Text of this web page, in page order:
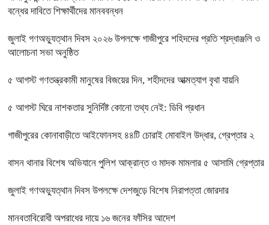
বন্ধের দাবিতে শিক্ষার্থীদের মানববন্ধন
জুলাই গণঅভ্যুত্থান দিবস ২০২৬ উপলক্ষে গাজীপুরে শহিদদের প্রতি শ্রদ্ধাঞ্জলি ও
আলোচনা সভা অনুষ্ঠিত
৫ আগস্ট গণতন্ত্রকামী মানুষের বিজয়ের দিন, শহীদদের আত্মত্যাগ বৃথা যায়নি
৫ আগস্ট ঘিরে নাশকতার সুনির্দিষ্ট কোনো তথ্য নেই: ডিবি প্রধান
গাজীপুরের কোনাবাড়ীতে আইফোনসহ ৪৪টি চোরাই মোবাইল উদ্ধার, গ্রেপ্তার ২
বাসন থানার বিশেষ অভিযানে পুলিশ আক্রান্ত ও মাদক মামলার ৫ আসামি গ্রেপ্তার
জুলাই গণঅভ্যুত্থান দিবস উপলক্ষে দেশজুড়ে বিশেষ নিরাপত্তা জোরদার
মানবতাবিরোধী অপরাধের দায়ে ১৬ জনের ফাঁসির আদেশ